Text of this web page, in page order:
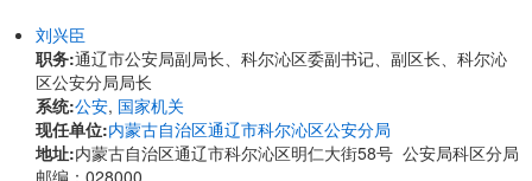
刘兴臣
职务:通辽市公安局副局长、科尔沁区委副书记、副区长、科尔沁
区公安分局局长
系统:公安, 国家机关
现任单位:内蒙古自治区通辽市科尔沁区公安分局
地址:内蒙古自治区通辽市科尔沁区明仁大街58号 公安局科区分局
邮编：028000